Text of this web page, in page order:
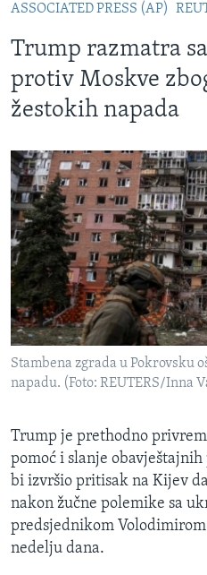
ASSOCIATED PRESS (AP)
Trump razmatra
protiv Moskve
žestokih napada
Stambena zgrada u Pokrovsku
napadu. (Foto: REUTERS/Inna
Trump je prethodno
pomoć i slanje
bi izvršio pritisak na Kijev
nakon žučne polemike sa
predsjednikom
nedelju dana.